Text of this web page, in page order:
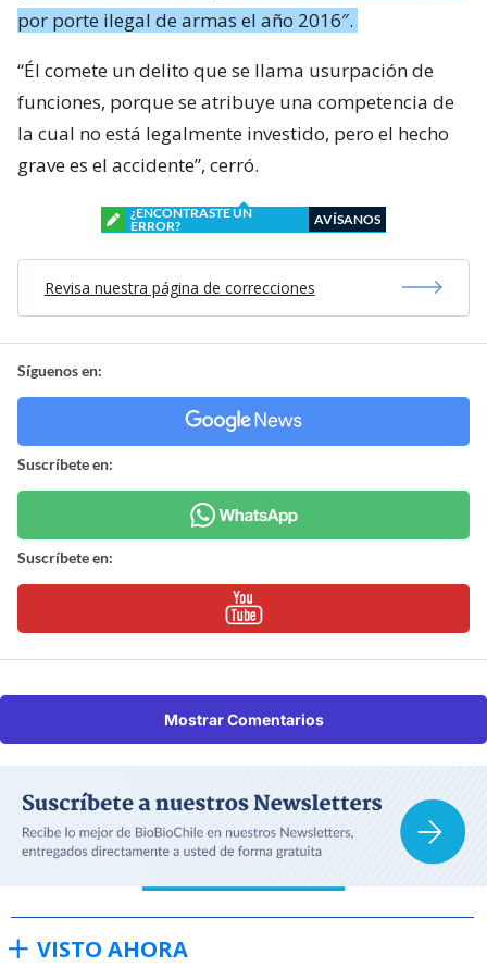
por porte ilegal de armas el año 2016″.
“Él comete un delito que se llama usurpación de
funciones, porque se atribuye una competencia de
la cual no está legalmente investido, pero el hecho
grave es el accidente”, cerró.
¿ENCONTRASTE UN
ERROR?
AVÍSANOS
Revisa nuestra página de correcciones
Síguenos en:
Suscríbete en:
Suscríbete en:
Mostrar Comentarios
VISTO AHORA